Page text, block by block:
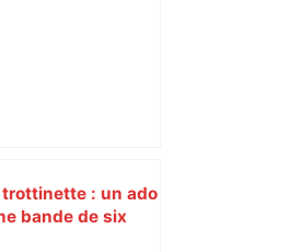
: un ado
bande de six
–